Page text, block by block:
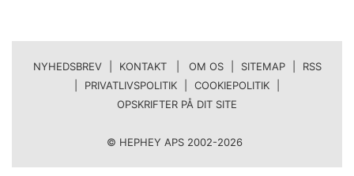
NYHEDSBREV KONTAKT | OM OS SITEMAP
RSS
PRIVATLIVSPOLITIK COOKIEPOLITIK
OPSKRIFTER PÅ DIT SITE
© HEPHEY APS 2002-2026